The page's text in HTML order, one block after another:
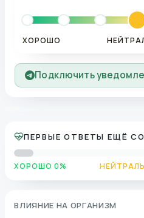
ХОРОШО
Подключить
ПЕРВЫЕ ОТВЕТЫ ЕЩЁ
ХОРОШО 0%
ВЛИЯНИЕ НА ОРГАНИЗМ